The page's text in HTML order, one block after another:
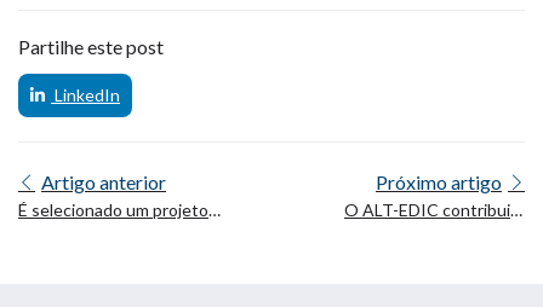
Partilhe este post
LinkedIn
Artigo anterior
É selecionado um projeto
Próximo artigo
O ALT-EDIC contribuirá